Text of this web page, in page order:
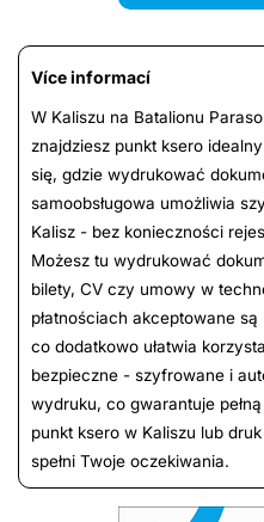
Více informací
W Kaliszu na Batalionu
znajdziesz punkt ksero
się, gdzie wydrukować
samoobsługowa umożliwia
Kalisz - bez konieczności
Możesz tu wydrukować
bilety, CV czy umowy w
płatnościach akceptowane
co dodatkowo ułatwia
bezpieczne - szyfrowane i
wydruku, co gwarantuje
punkt ksero w Kaliszu lub
spełni Twoje oczekiwania.